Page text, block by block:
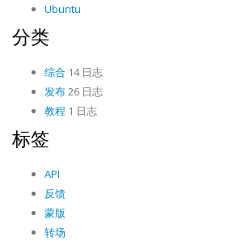
Ubuntu
分类
综合 14 日志
发布26 日志
教程 1 日志
标签
API
反馈
蒙版
转场